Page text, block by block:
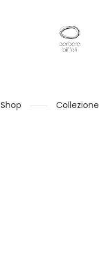
Shop Collezione